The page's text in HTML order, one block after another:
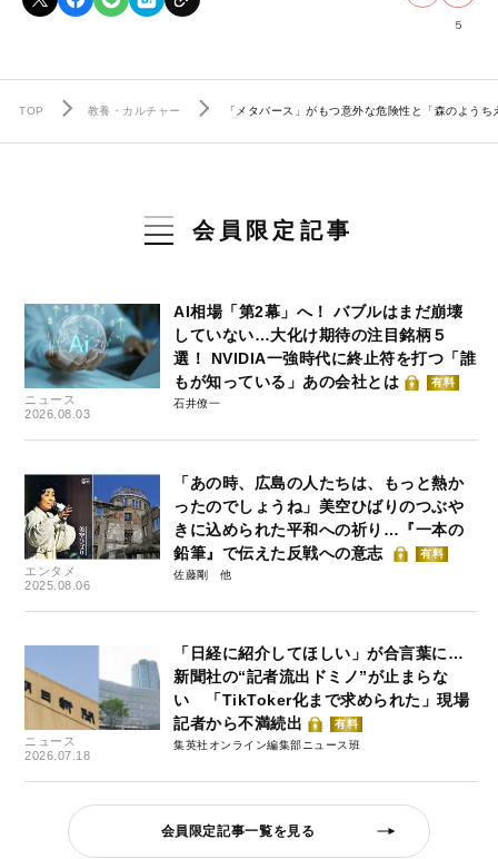
5
TOP 教養・カルチャー 「メタバース」がもつ意外な危険性と「森のよう
会員限定記事
ニュース
2026.08.03
AI相場「第2幕」へ！ バブルはまだ崩壊
していない…大化け期待の注目銘柄５
選！ NVIDIA一強時代に終止符を打つ「誰
もが知っている」あの会社とは
有料
石井僚一
エンタメ
2025.08.06
「あの時、広島の人たちは、もっと熱か
ったのでしょうね」美空ひばりのつぶや
きに込められた平和への祈り…『一本の
鉛筆』で伝えた反戦への意志
有料
佐藤剛
ニュース
2026.07.18
「日経に紹介してほしい」が合言葉に…
新聞社の“記者流出ドミノ”が止まらな
い 「TikToker化まで求められた」現場
記者から不満続出
有料
集英社オンライン編集部ニュース班
会員限定記事一覧を見る